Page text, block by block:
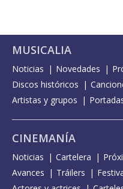
MUSICALIA
Noticias Novedades
Discos históricos
Artistas y grupos
CINEMANÍA
Noticias Cartelera
Avances
Tráilers